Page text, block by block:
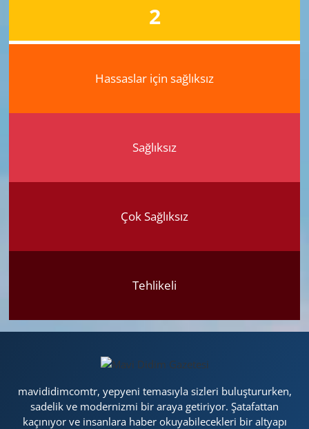
2
Hassaslar için sağlıksız
Sağlıksız
Çok Sağlıksız
Tehlikeli
mavididimcomtr, yepyeni temasıyla sizleri buluştururken,
sadelik ve modernizmi bir araya getiriyor. Şatafattan
kaçınıyor ve insanlara haber okuyabilecekleri bir altyapı